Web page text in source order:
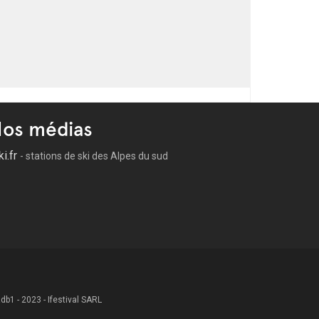
médias
- stations de ski des Alpes du sud
- 2023 - Ifestival SARL